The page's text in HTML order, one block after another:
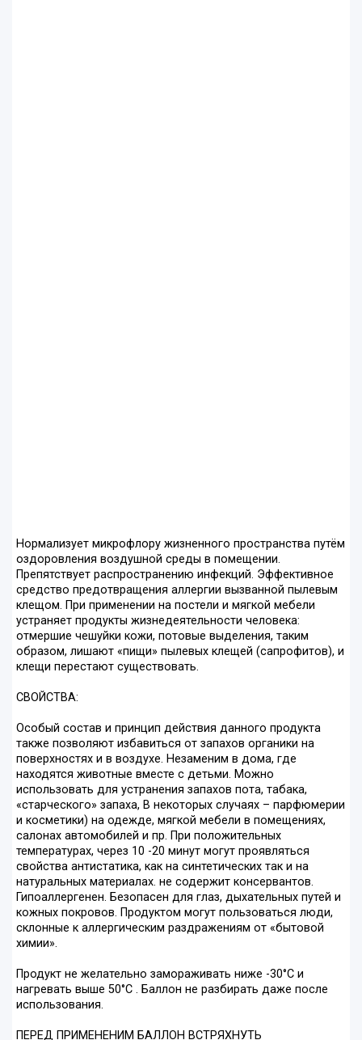
Нормализует микрофлору жизненного пространства путём
оздоровления воздушной среды в помещении.
Препятствует распространению инфекций. Эффективное
средство предотвращения аллергии вызванной пылевым
клещом. При применении на постели и мягкой мебели
устраняет продукты жизнедеятельности человека:
отмершие чешуйки кожи, потовые выделения, таким
образом, лишают «пищи» пылевых клещей (сапрофитов), и
клещи перестают существовать.
СВОЙСТВА:
Особый состав и принцип действия данного продукта
также позволяют избавиться от запахов органики на
поверхностях и в воздухе. Незаменим в дома, где
находятся животные вместе с детьми. Можно
использовать для устранения запахов пота, табака,
«старческого» запаха, В некоторых случаях – парфюмерии
и косметики) на одежде, мягкой мебели в помещениях,
салонах автомобилей и пр. При положительных
температурах, через 10 -20 минут могут проявляться
свойства антистатика, как на синтетических так и на
натуральных материалах. не содержит консервантов.
Гипоаллергенен. Безопасен для глаз, дыхательных путей и
кожных покровов. Продуктом могут пользоваться люди,
склонные к аллергическим раздражениям от «бытовой
химии».
Продукт не желательно замораживать ниже -30°С и
нагревать выше 50°С . Баллон не разбирать даже после
использования.
ПЕРЕД ПРИМЕНЕНИМ БАЛЛОН ВСТРЯХНУТЬ